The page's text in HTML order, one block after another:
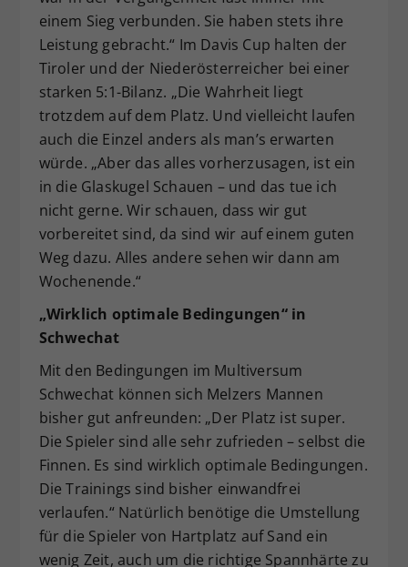
einem Sieg verbunden. Sie haben stets ihre
Leistung gebracht.“ Im Davis Cup halten der
Tiroler und der Niederösterreicher bei einer
starken 5:1-Bilanz. „Die Wahrheit liegt
trotzdem auf dem Platz. Und vielleicht laufen
auch die Einzel anders als man’s erwarten
würde. „Aber das alles vorherzusagen, ist ein
in die Glaskugel Schauen – und das tue ich
nicht gerne. Wir schauen, dass wir gut
vorbereitet sind, da sind wir auf einem guten
Weg dazu. Alles andere sehen wir dann am
Wochenende.“
„Wirklich optimale Bedingungen“ in
Schwechat
Mit den Bedingungen im Multiversum
Schwechat können sich Melzers Mannen
bisher gut anfreunden: „Der Platz ist super.
Die Spieler sind alle sehr zufrieden – selbst die
Finnen. Es sind wirklich optimale Bedingungen.
Die Trainings sind bisher einwandfrei
verlaufen.“ Natürlich benötige die Umstellung
für die Spieler von Hartplatz auf Sand ein
wenig Zeit, auch um die richtige Spannhärte zu